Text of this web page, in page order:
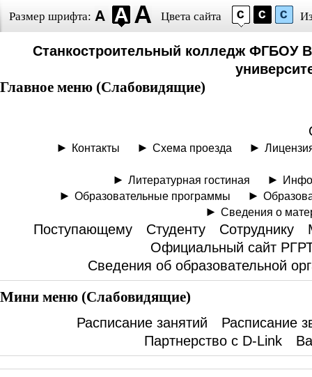
Размер шрифта: Цвета сайта
Станкостроительный колледж ФГБОУ
Главное меню (Слабовидящие)
Контакты Схема проезда
Литературная гостиная
Образовательные программы
Сведения о
Поступающему Студенту Сотруднику
Официальный сайт
Сведения об образовательной
Мини меню (Слабовидящие)
Расписание занятий
Расписание
Партнерство с D-Link